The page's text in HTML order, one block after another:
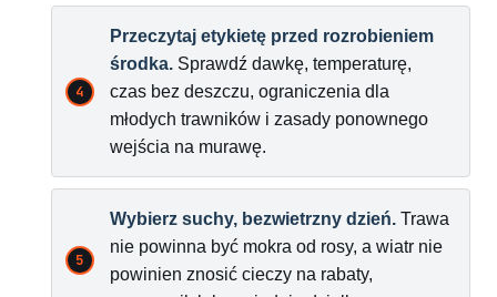
Przeczytaj etykietę przed rozrobieniem
środka. Sprawdź dawkę, temperaturę,
czas bez deszczu, ograniczenia dla
młodych trawników i zasady ponownego
wejścia na murawę.
Wybierz suchy, bezwietrzny dzień. Trawa
nie powinna być mokra od rosy, a wiatr nie
powinien znosić cieczy na rabaty,